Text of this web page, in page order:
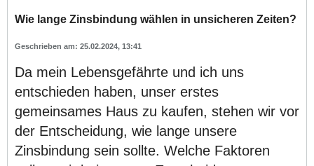
Wie lange Zinsbindung wählen in unsicheren Zeiten?
25.02.2024, 13:41
Da mein Lebensgefährte und ich uns
entschieden haben, unser erstes
gemeinsames Haus zu kaufen, stehen wir vor
der Entscheidung, wie lange unsere
Zinsbindung sein sollte. Welche Faktoren